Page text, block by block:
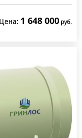
Цена: 1 648 000руб.